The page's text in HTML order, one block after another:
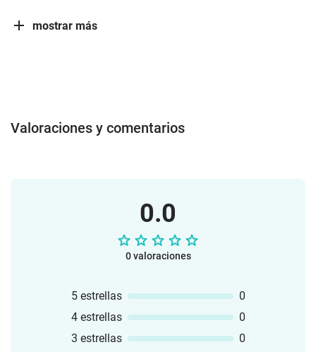
mostrar más
Valoraciones y comentarios
0.0
0 valoraciones
5 estrellas
0
4 estrellas
0
3 estrellas
0